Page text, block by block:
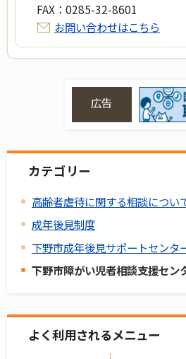
FAX： 0285-32-8601
お問い合わせはこちら
広告
カテゴリー
高齢者虐待に関する相談につい
成年後見制度
下野市成年後見サポートセンタ
下野市障がい児者相談支援セン
よく利用されるメニュー